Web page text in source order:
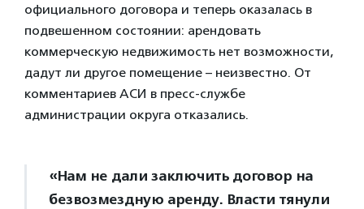
официального договора и теперь оказалась в
подвешенном состоянии: арендовать
коммерческую недвижимость нет возможности,
дадут ли другое помещение – неизвестно. От
комментариев АСИ в пресс-службе
администрации округа отказались.
«Нам не дали заключить договор на
безвозмездную аренду. Власти тянули